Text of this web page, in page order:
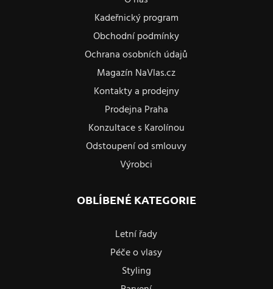
Kadeřnický program
Obchodní podmínky
Ochrana osobních údajů
Magazín NaVlas.cz
Kontakty a prodejny
Prodejna Praha
Konzultace s Karolínou
Odstoupení od smlouvy
Výrobci
OBLÍBENÉ KATEGORIE
Letní řady
Péče o vlasy
Styling